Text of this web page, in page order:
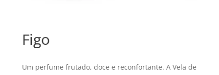
Figo
Um perfume frutado, doce e reconfortante. A Vela de